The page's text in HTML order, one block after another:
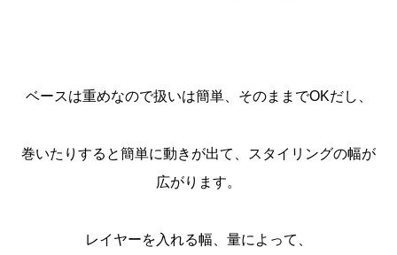
ベースは重めなので扱いは簡単、そのままでOKだし、
巻いたりすると簡単に動きが出て、スタイリングの幅が
広がります。
レイヤーを入れる幅、量によって、